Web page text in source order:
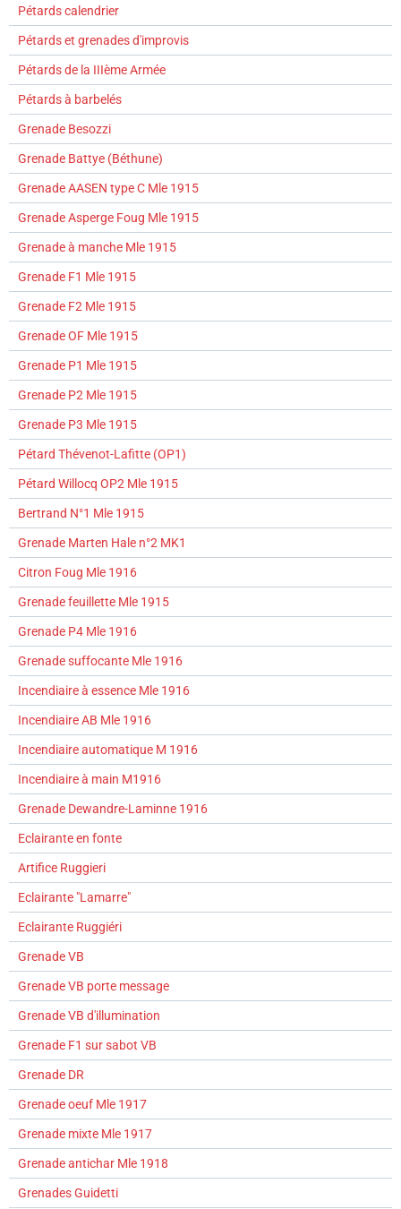
Pétards calendrier
Pétards et grenades d'improvis
Pétards de la IIIème Armée
Pétards à barbelés
Grenade Besozzi
Grenade Battye (Béthune)
Grenade AASEN type C Mle 1915
Grenade Asperge Foug Mle 1915
Grenade à manche Mle 1915
Grenade F1 Mle 1915
Grenade F2 Mle 1915
Grenade OF Mle 1915
Grenade P1 Mle 1915
Grenade P2 Mle 1915
Grenade P3 Mle 1915
Pétard Thévenot-Lafitte (OP1)
Pétard Willocq OP2 Mle 1915
Bertrand N°1 Mle 1915
Grenade Marten Hale n°2 MK1
Citron Foug Mle 1916
Grenade feuillette Mle 1915
Grenade P4 Mle 1916
Grenade suffocante Mle 1916
Incendiaire à essence Mle 1916
Incendiaire AB Mle 1916
Incendiaire automatique M 1916
Incendiaire à main M1916
Grenade Dewandre-Laminne 1916
Eclairante en fonte
Artifice Ruggieri
Eclairante "Lamarre"
Eclairante Ruggiéri
Grenade VB
Grenade VB porte message
Grenade VB d'illumination
Grenade F1 sur sabot VB
Grenade DR
Grenade oeuf Mle 1917
Grenade mixte Mle 1917
Grenade antichar Mle 1918
Grenades Guidetti